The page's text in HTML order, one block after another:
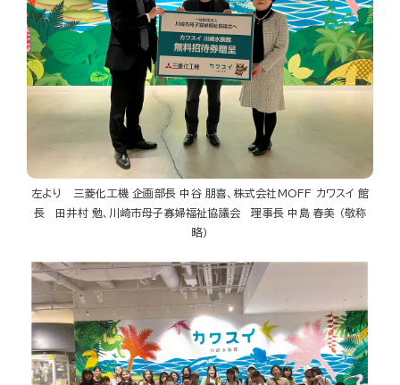
左より 三菱化工機 企画部長 中谷 朋喜、株式会社MOFF カワスイ 館
長 田井村 勉、川崎市母子寡婦福祉協議会 理事長 中島 春美 （敬称
略）